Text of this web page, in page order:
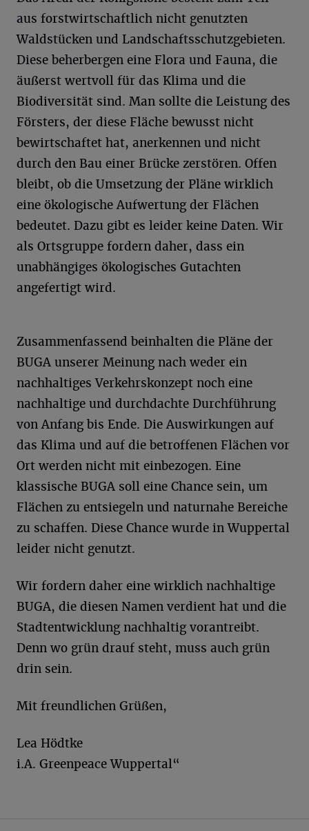
aus forstwirtschaftlich nicht genutzten
Waldstücken und Landschaftsschutzgebieten.
Diese beherbergen eine Flora und Fauna, die
äußerst wertvoll für das Klima und die
Biodiversität sind. Man sollte die Leistung des
Försters, der diese Fläche bewusst nicht
bewirtschaftet hat, anerkennen und nicht
durch den Bau einer Brücke zerstören. Offen
bleibt, ob die Umsetzung der Pläne wirklich
eine ökologische Aufwertung der Flächen
bedeutet. Dazu gibt es leider keine Daten. Wir
als Ortsgruppe fordern daher, dass ein
unabhängiges ökologisches Gutachten
angefertigt wird.
Zusammenfassend beinhalten die Pläne der
BUGA unserer Meinung nach weder ein
nachhaltiges Verkehrskonzept noch eine
nachhaltige und durchdachte Durchführung
von Anfang bis Ende. Die Auswirkungen auf
das Klima und auf die betroffenen Flächen vor
Ort werden nicht mit einbezogen. Eine
klassische BUGA soll eine Chance sein, um
Flächen zu entsiegeln und naturnahe Bereiche
zu schaffen. Diese Chance wurde in Wuppertal
leider nicht genutzt.
Wir fordern daher eine wirklich nachhaltige
BUGA, die diesen Namen verdient hat und die
Stadtentwicklung nachhaltig vorantreibt.
Denn wo grün drauf steht, muss auch grün
drin sein.
Mit freundlichen Grüßen,
Lea Hödtke
i.A. Greenpeace Wuppertal“